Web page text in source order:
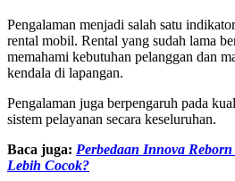
Pengalaman menjadi salah satu
rental mobil. Rental yang sudah lama
memahami kebutuhan pelanggan dan
kendala di lapangan.
Pengalaman juga berpengaruh pada
sistem pelayanan secara keseluruhan.
Baca juga: Perbedaan Innova
Lebih Cocok?